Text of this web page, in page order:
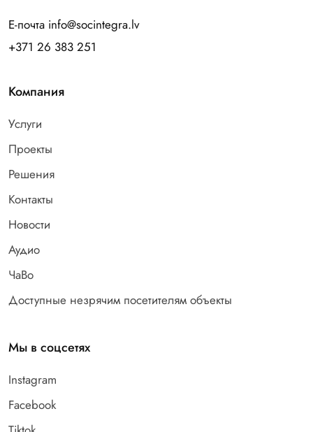
Е-почта info@socintegra.lv
+371 26 383 251
Компания
Услуги
Проекты
Решения
Контакты
Новости
Аудио
ЧаВо
Доступные незрячим посетителям объекты
Мы в соцсетях
Instagram
Facebook